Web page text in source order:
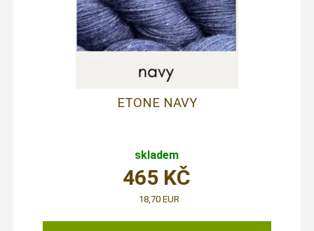
ETONE NAVY
skladem
465 KČ
18,70 EUR